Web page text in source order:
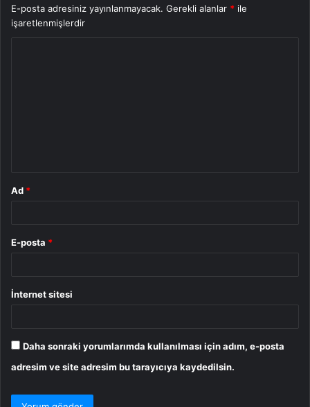
E-posta adresiniz yayınlanmayacak. Gerekli alanlar * ile
işaretlenmişlerdir
Ad *
E-posta *
İnternet sitesi
Daha sonraki yorumlarımda kullanılması için adım, e-posta
adresim ve site adresim bu tarayıcıya kaydedilsin.